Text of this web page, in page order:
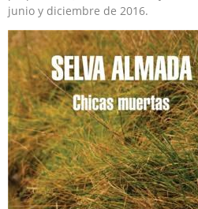
junio y diciembre de 2016.